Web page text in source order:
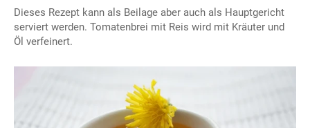
Dieses Rezept kann als Beilage aber auch als Hauptgericht
serviert werden. Tomatenbrei mit Reis wird mit Kräuter und
Öl verfeinert.